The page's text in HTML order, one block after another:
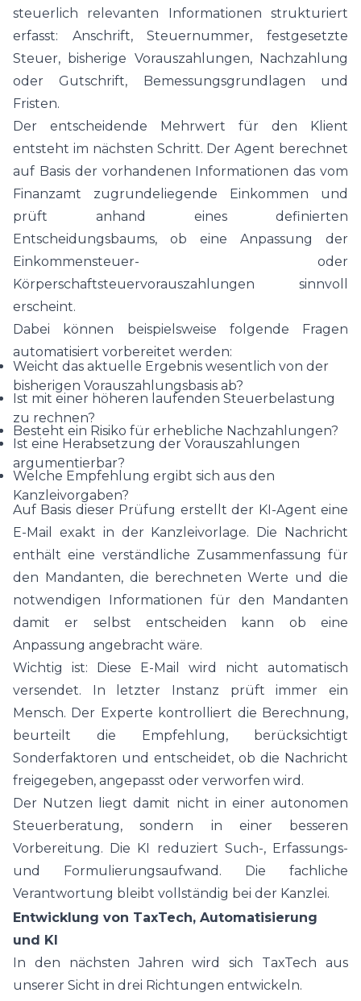
steuerlich relevanten Informationen strukturiert
erfasst: Anschrift, Steuernummer, festgesetzte
Steuer, bisherige Vorauszahlungen, Nachzahlung
oder Gutschrift, Bemessungsgrundlagen und
Fristen.
Der entscheidende Mehrwert für den Klient
entsteht im nächsten Schritt. Der Agent berechnet
auf Basis der vorhandenen Informationen das vom
Finanzamt zugrundeliegende Einkommen und
prüft anhand eines definierten
Entscheidungsbaums, ob eine Anpassung der
Einkommensteuer- oder
Körperschaftsteuervorauszahlungen sinnvoll
erscheint.
Dabei können beispielsweise folgende Fragen
automatisiert vorbereitet werden:
Weicht das aktuelle Ergebnis wesentlich von der
bisherigen Vorauszahlungsbasis ab?
Ist mit einer höheren laufenden Steuerbelastung
zu rechnen?
Besteht ein Risiko für erhebliche Nachzahlungen?
Ist eine Herabsetzung der Vorauszahlungen
argumentierbar?
Welche Empfehlung ergibt sich aus den
Kanzleivorgaben?
Auf Basis dieser Prüfung erstellt der KI-Agent eine
E-Mail exakt in der Kanzleivorlage. Die Nachricht
enthält eine verständliche Zusammenfassung für
den Mandanten, die berechneten Werte und die
notwendigen Informationen für den Mandanten
damit er selbst entscheiden kann ob eine
Anpassung angebracht wäre.
Wichtig ist: Diese E-Mail wird nicht automatisch
versendet. In letzter Instanz prüft immer ein
Mensch. Der Experte kontrolliert die Berechnung,
beurteilt die Empfehlung, berücksichtigt
Sonderfaktoren und entscheidet, ob die Nachricht
freigegeben, angepasst oder verworfen wird.
Der Nutzen liegt damit nicht in einer autonomen
Steuerberatung, sondern in einer besseren
Vorbereitung. Die KI reduziert Such-, Erfassungs-
und Formulierungsaufwand. Die fachliche
Verantwortung bleibt vollständig bei der Kanzlei.
Entwicklung von TaxTech, Automatisierung
und KI
In den nächsten Jahren wird sich TaxTech aus
unserer Sicht in drei Richtungen entwickeln.